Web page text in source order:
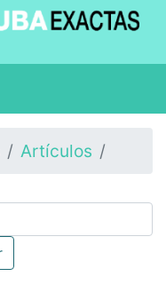
Artículos